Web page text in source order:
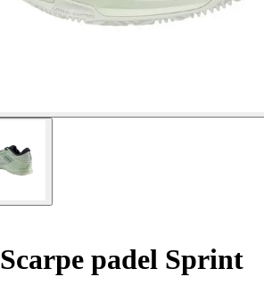
Scarpe padel Sprint